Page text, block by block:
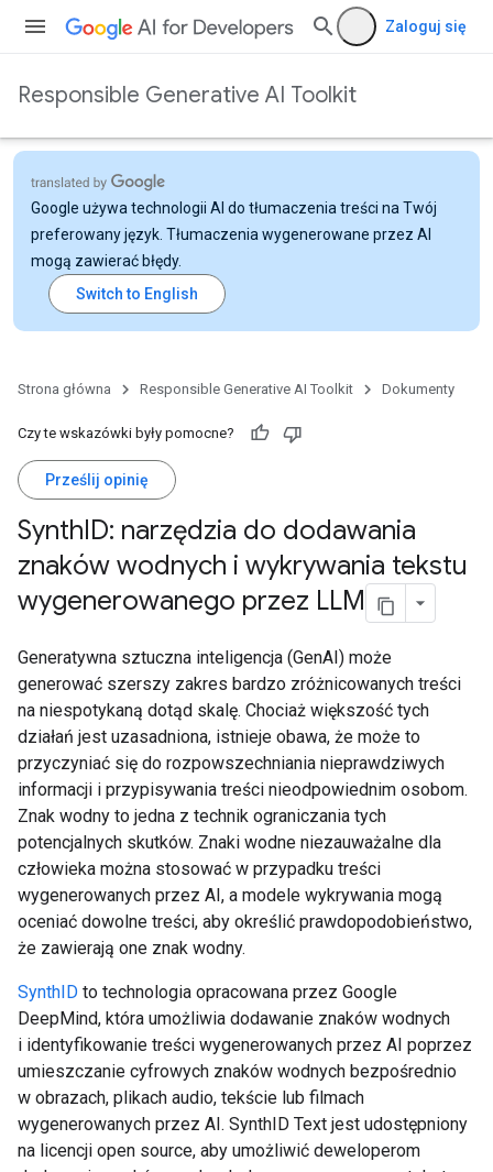
Zaloguj się
Responsible Generative AI Toolkit
Google używa technologii AI do tłumaczenia treści na Twój
preferowany język. Tłumaczenia wygenerowane przez AI
mogą zawierać błędy.
Strona główna Responsible Generative AI Toolkit Dokumenty
Czy te wskazówki były pomocne?
Prześlij opinię
SynthID: narzędzia do dodawania
znaków wodnych i wykrywania tekstu
wygenerowanego przez LLM
Generatywna sztuczna inteligencja (GenAI) może
generować szerszy zakres bardzo zróżnicowanych treści
na niespotykaną dotąd skalę. Chociaż większość tych
działań jest uzasadniona, istnieje obawa, że może to
przyczyniać się do rozpowszechniania nieprawdziwych
informacji i przypisywania treści nieodpowiednim osobom.
Znak wodny to jedna z technik ograniczania tych
potencjalnych skutków. Znaki wodne niezauważalne dla
człowieka można stosować w przypadku treści
wygenerowanych przez AI, a modele wykrywania mogą
oceniać dowolne treści, aby określić prawdopodobieństwo,
że zawierają one znak wodny.
SynthID to technologia opracowana przez Google
DeepMind, która umożliwia dodawanie znaków wodnych
i identyfikowanie treści wygenerowanych przez AI poprzez
umieszczanie cyfrowych znaków wodnych bezpośrednio
w obrazach, plikach audio, tekście lub filmach
wygenerowanych przez AI. SynthID Text jest udostępniony
na licencji open source, aby umożliwić deweloperom